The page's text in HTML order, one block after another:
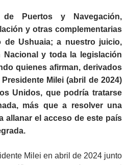
de Puertos y Navegación,
y otras complementarias
de Ushuaia; a nuestro juicio,
y toda la legislación
quienes afirman, derivados
Milei (abril de 2024)
Unidos, que podría tratarse
más que a resolver una
allanar el acceso de este país
Milei en abril de 2024 junto